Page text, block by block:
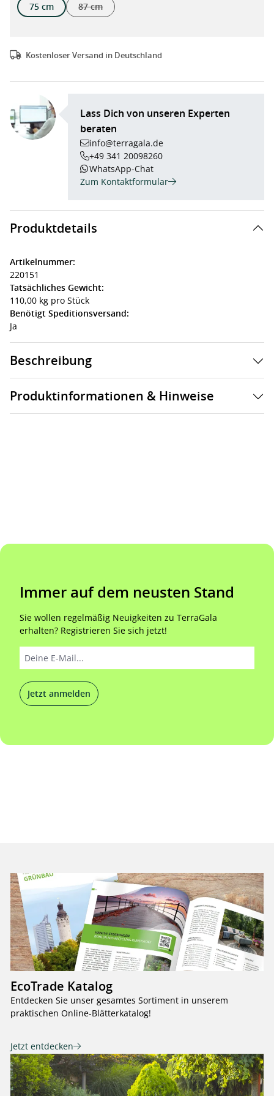
75 cm
87 cm
(Diese Option ist zurzeit nicht verfügbar.)
Kostenloser Versand in Deutschland
Lass Dich von unseren Experten
beraten
info@terragala.de
+49 341 20098260
WhatsApp-Chat
Zum Kontaktformular
Produktdetails
Artikelnummer:
220151
Tatsächliches Gewicht:
110,00 kg pro Stück
Benötigt Speditionsversand:
Ja
Beschreibung
Produktinformationen & Hinweise
Immer auf dem neusten Stand
Sie wollen regelmäßig Neuigkeiten zu TerraGala
erhalten? Registrieren Sie sich jetzt!
Jetzt anmelden
EcoTrade Katalog
Entdecken Sie unser gesamtes Sortiment in unserem
praktischen Online-Blätterkatalog!
Jetzt entdecken